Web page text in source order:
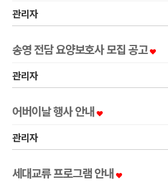
관리자
송영 전담 요양보호사 모집 공고
관리자
어버이날 행사 안내
관리자
세대교류 프로그램 안내